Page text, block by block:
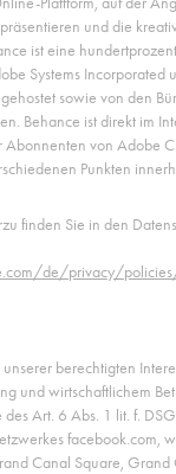
und die
ist eine
Systems Incorporated
sowie von den
Behance ist direkt im
von Adobe
Punkten
finden Sie in den
de/privacy/
berechtigten
und wirtschaftlichem
Art. 6 Abs. 1 lit. f.
facebook.com,
Canal Square, Grand